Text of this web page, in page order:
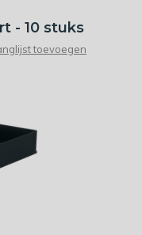
- 10 stuks
toevoegen